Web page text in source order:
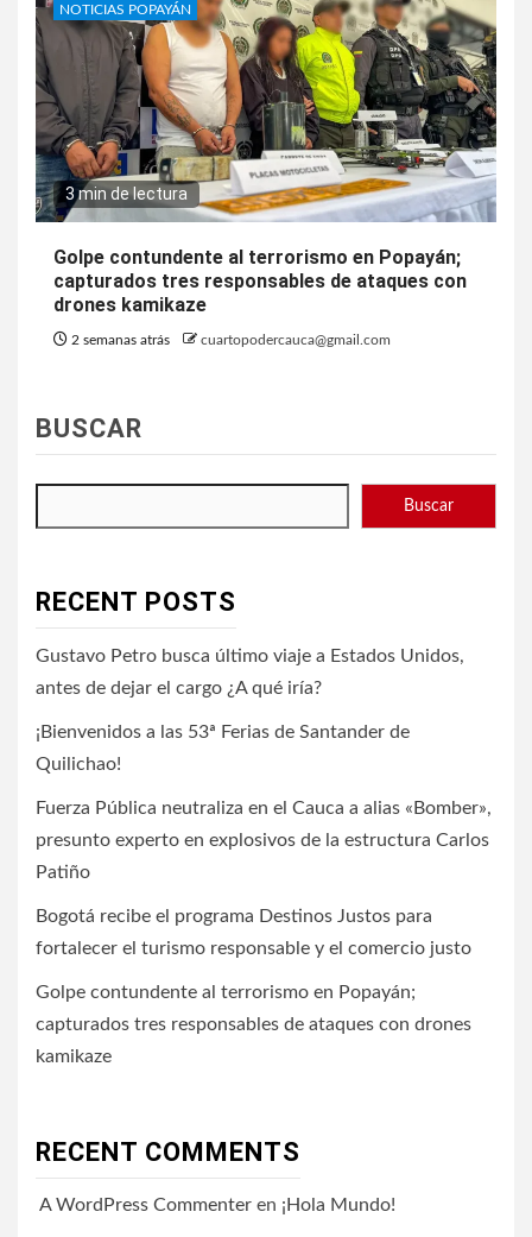
NOTICIAS POPAYÁN
3 min de lectura
Golpe contundente al terrorismo en Popayán;
capturados tres responsables de ataques con
drones kamikaze
2 semanas atrás cuartopodercauca@gmail.com
BUSCAR
Buscar
RECENT POSTS
Gustavo Petro busca último viaje a Estados Unidos,
antes de dejar el cargo ¿A qué iría?
¡Bienvenidos a las 53ª Ferias de Santander de
Quilichao!
Fuerza Pública neutraliza en el Cauca a alias «Bomber»,
presunto experto en explosivos de la estructura Carlos
Patiño
Bogotá recibe el programa Destinos Justos para
fortalecer el turismo responsable y el comercio justo
Golpe contundente al terrorismo en Popayán;
capturados tres responsables de ataques con drones
kamikaze
RECENT COMMENTS
A WordPress Commenter en ¡Hola Mundo!